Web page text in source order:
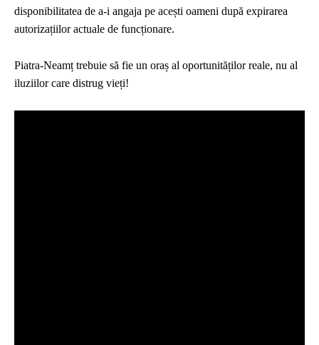
disponibilitatea de a-i angaja pe acești oameni după expirarea
autorizațiilor actuale de funcționare.
Piatra-Neamț trebuie să fie un oraș al oportunităților reale, nu al
iluziilor care distrug vieți!